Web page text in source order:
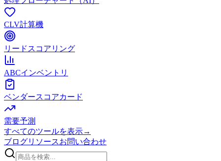
CLV計算機
リードスコアリング
ABCインベントリ
ベンダースコアカード
需要予測
すべてのツールを表示→
ブログリソースお問い合わせ